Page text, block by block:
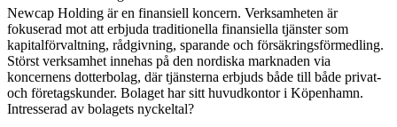
Newcap Holding är en finansiell koncern. Verksamheten är
fokuserad mot att erbjuda traditionella finansiella tjänster som
kapitalförvaltning, rådgivning, sparande och försäkringsförmedling.
Störst verksamhet innehas på den nordiska marknaden via
koncernens dotterbolag, där tjänsterna erbjuds både till både privat-
och företagskunder. Bolaget har sitt huvudkontor i Köpenhamn.
Intresserad av bolagets nyckeltal?